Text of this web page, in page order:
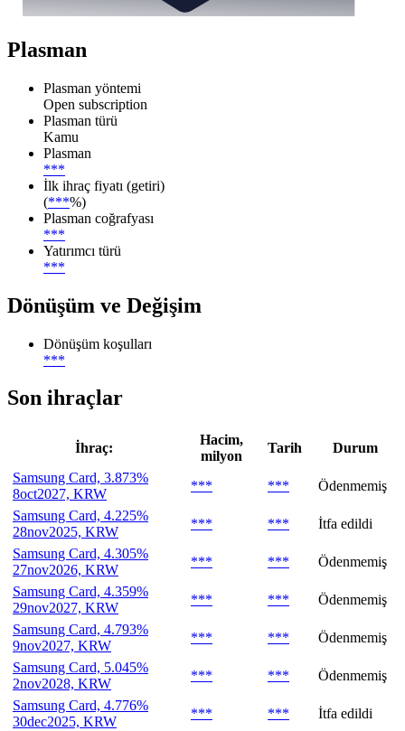
Plasman
Plasman yöntemi
Open subscription
Plasman türü
Kamu
Plasman
***
İlk ihraç fiyatı (getiri)
(***%)
Plasman coğrafyası
***
Yatırımcı türü
***
Dönüşüm ve Değişim
Dönüşüm koşulları
***
Son ihraçlar
İhraç:
Hacim,
milyon
Tarih
Durum
Samsung Card, 3.873%
8oct2027, KRW
*** ***
Ödenmemiş
Samsung Card, 4.225%
28nov2025, KRW
*** ***
İtfa edildi
Samsung Card, 4.305%
27nov2026, KRW
*** ***
Ödenmemiş
Samsung Card, 4.359%
29nov2027, KRW
*** ***
Ödenmemiş
Samsung Card, 4.793%
9nov2027, KRW
*** ***
Ödenmemiş
Samsung Card, 5.045%
2nov2028, KRW
*** ***
Ödenmemiş
Samsung Card, 4.776%
30dec2025, KRW
*** ***
İtfa edildi